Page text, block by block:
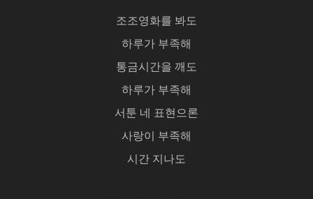
조조영화를 봐도
하루가 부족해
통금시간을 깨도
하루가 부족해
서툰 네 표현으론
사랑이 부족해
시간 지나도